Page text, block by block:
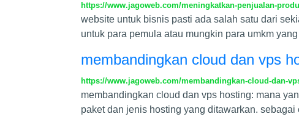
https://www.jagoweb.com/meningkatkan-penjualan-
website untuk bisnis pasti ada salah satu dari
untuk para pemula atau mungkin para umkm
membandingkan cloud dan vps
https://www.jagoweb.com/membandingkan-cloud-dan-
membandingkan cloud dan vps hosting: mana
paket dan jenis hosting yang ditawarkan.